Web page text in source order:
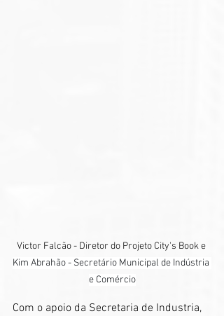
Victor Falcão - Diretor do Projeto City's Book e
Kim Abrahão - Secretário Municipal de Indústria
e Comércio
Com o apoio da Secretaria de Industria,